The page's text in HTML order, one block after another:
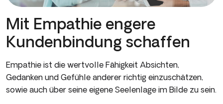
Mit Empathie engere
Kundenbindung schaffen
Empathie ist die wertvolle Fähigkeit Absichten,
Gedanken und Gefühle anderer richtig einzuschätzen,
sowie auch über seine eigene Seelenlage im Bilde zu sein.